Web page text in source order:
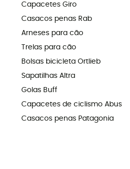
Capacetes Giro
Casacos penas Rab
Arneses para cão
Trelas para cão
Bolsas bicicleta Ortlieb
Sapatilhas Altra
Golas Buff
Capacetes de ciclismo Abus
Casacos penas Patagonia